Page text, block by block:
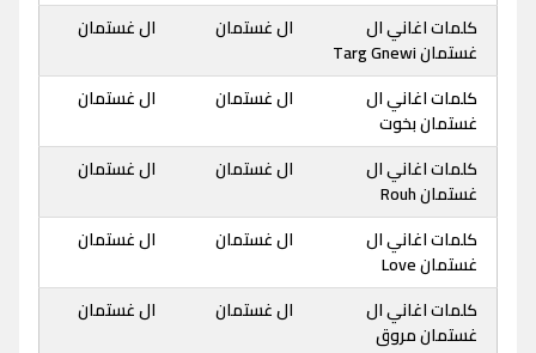
كلمات اغاني ال
غستمان Targ Gnewi
ال غستمان ال غستمان
كلمات اغاني ال
غستمان بخوت
ال غستمان ال غستمان
كلمات اغاني ال
غستمان Rouh
ال غستمان ال غستمان
كلمات اغاني ال
غستمان Love
ال غستمان ال غستمان
كلمات اغاني ال
غستمان مروق
ال غستمان ال غستمان